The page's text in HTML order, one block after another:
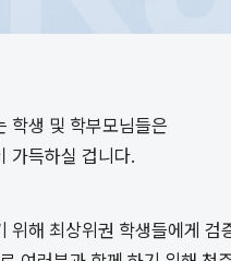
학생 및 학부모님들은
가득하실 겁니다.
위해 최상위권 학생들에게 검